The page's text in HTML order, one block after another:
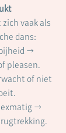
vaak als
dans:
→
pleasen.
of niet
→